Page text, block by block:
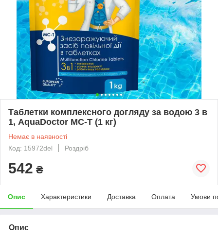
Таблетки комплексного догляду за водою 3 в
1, AquaDoctor MC-T (1 кг)
Немає в наявності
Код: 15972del
Роздріб
542 ₴
Опис Характеристики Доставка Оплата Умови
Опис